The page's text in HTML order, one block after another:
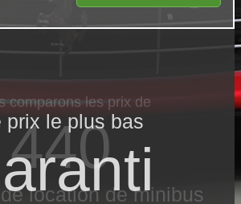
prix le​ plus bas